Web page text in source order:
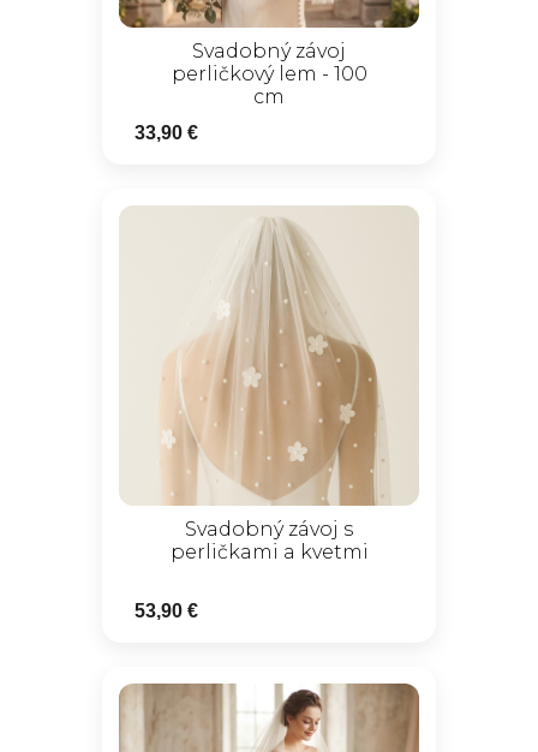
Svadobný závoj
perličkový lem - 100
cm
33,90 €
Svadobný závoj s
perličkami a kvetmi
53,90 €